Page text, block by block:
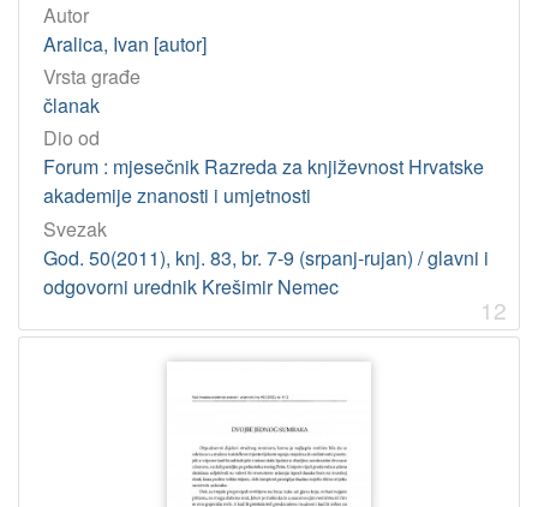
Autor
Aralica, Ivan [autor]
Vrsta građe
članak
Dio od
Forum : mjesečnik Razreda za književnost Hrvatske
akademije znanosti i umjetnosti
Svezak
God. 50(2011), knj. 83, br. 7-9 (srpanj-rujan) / glavni i
odgovorni urednik Krešimir Nemec
12